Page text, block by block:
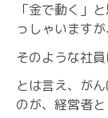
「金で動く」
っしゃいます
そのような社
とは言え、が
のが、経営者